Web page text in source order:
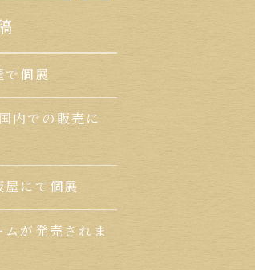
で個展
内での販売に
屋にて個展
ムが発売されま